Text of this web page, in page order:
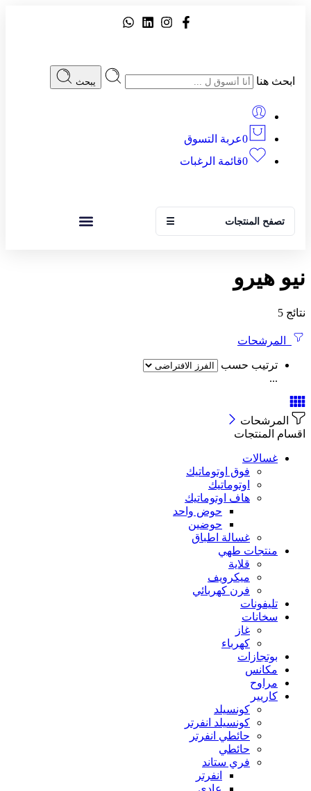
ابحث هنا يبحث
0عربة التسوق
0قائمة الرغبات
تصفح المنتجات ☰
نيو هيرو
نتائج 5
المرشحات
ترتيب حسب
...
المرشحات
اقسام المنتجات
غسالات
فوق اوتوماتيك
اوتوماتيك
هاف اوتوماتيك
حوض واحد
حوضين
غسالة اطباق
منتجات طهي
قلاية
ميكرويف
فرن كهربائي
تليفونات
سخانات
غاز
كهرباء
بوتجازات
مكانس
مراوح
كاريير
كونسيلد
كونسيلد انفرتر
حائطي انفرتر
حائطي
فري ستاند
انفرتر
عادي